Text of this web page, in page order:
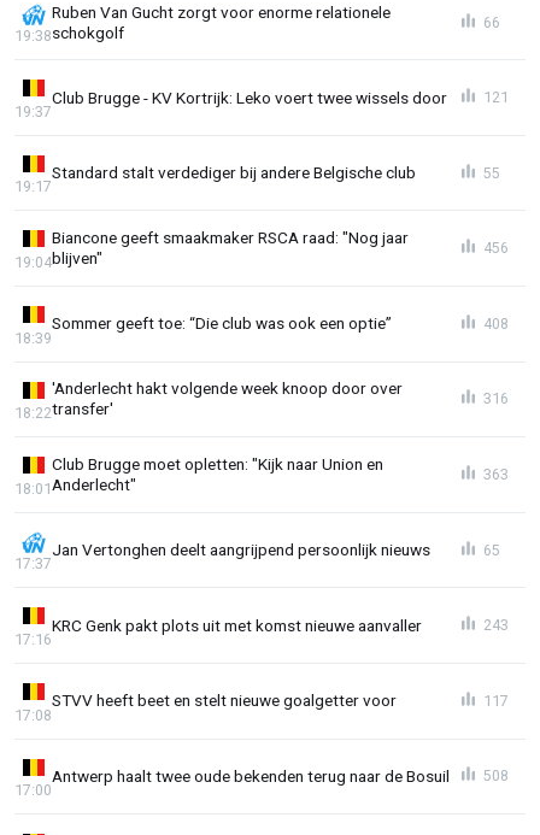
Ruben Van Gucht zorgt voor enorme relationele
schokgolf
19:38
66
Club Brugge - KV Kortrijk: Leko voert twee wissels door
19:37
121
Standard stalt verdediger bij andere Belgische club
19:17
55
Biancone geeft smaakmaker RSCA raad: "Nog jaar
blijven"
19:04
456
Sommer geeft toe: “Die club was ook een optie”
18:39
408
'Anderlecht hakt volgende week knoop door over
transfer'
18:22
316
Club Brugge moet opletten: "Kijk naar Union en
Anderlecht"
18:01
363
Jan Vertonghen deelt aangrijpend persoonlijk nieuws
17:37
65
KRC Genk pakt plots uit met komst nieuwe aanvaller
17:16
243
STVV heeft beet en stelt nieuwe goalgetter voor
17:08
117
Antwerp haalt twee oude bekenden terug naar de Bosuil
17:00
508